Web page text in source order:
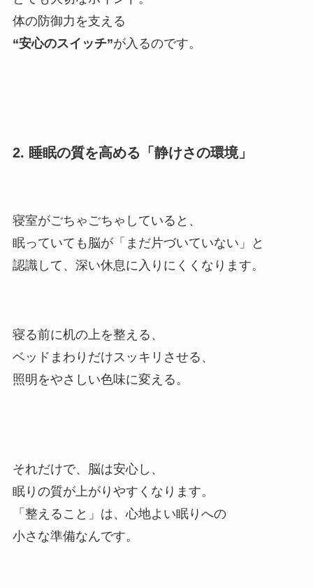
体の防御力を支える
“安心のスイッチ”が入るのです。
2. 睡眠の質を高める「静けさの環境」
寝室がごちゃごちゃしていると、
眠っていても脳が「まだ片づいていない」と
認識して、深い休息に入りにくくなります。
寝る前に机の上を整える、
ベッドまわりだけスッキリさせる、
照明をやさしい色味に変える。
それだけで、脳は安心し、
眠りの質が上がりやすくなります。
「整えること」は、心地よい眠りへの
小さな準備なんです。